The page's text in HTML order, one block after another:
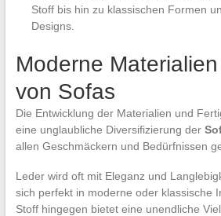
Stoff bis hin zu klassischen Formen
Designs.
Moderne
von Sofas
Die Entwicklung der Materialien und
eine unglaubliche Diversifizierung der
allen Geschmäckern und Bedürfnissen
Leder wird oft mit Eleganz und
sich perfekt in moderne oder klassische
Stoff hingegen bietet eine unendliche